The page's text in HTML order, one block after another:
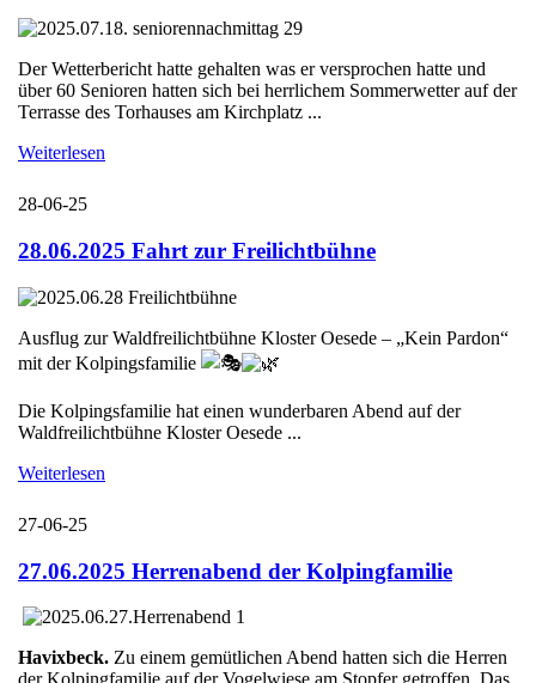
Der Wetterbericht hatte gehalten was er versprochen hatte und
über 60 Senioren hatten sich bei herrlichem Sommerwetter auf der
Terrasse des Torhauses am Kirchplatz ...
Weiterlesen
28-06-25
28.06.2025 Fahrt zur Freilichtbühne
Ausflug zur Waldfreilichtbühne Kloster Oesede – „Kein Pardon“
mit der Kolpingsfamilie
Die Kolpingsfamilie hat einen wunderbaren Abend auf der
Waldfreilichtbühne Kloster Oesede ...
Weiterlesen
27-06-25
27.06.2025 Herrenabend der Kolpingfamilie
Havixbeck. Zu einem gemütlichen Abend hatten sich die Herren